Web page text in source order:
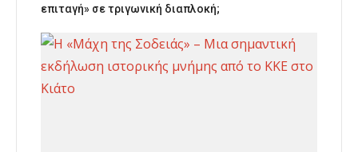
επιταγή» σε τριγωνική διαπλοκή;